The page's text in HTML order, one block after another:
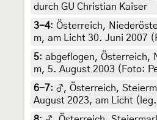
durch GU Christian Kaiser
3-4: Österreich,
m, am Licht 30. Juni 2007
5: abgeflogen, Österreich,
m, 5. August 2003 (Foto:
6-7: ♂, Österreich,
August 2023, am Licht